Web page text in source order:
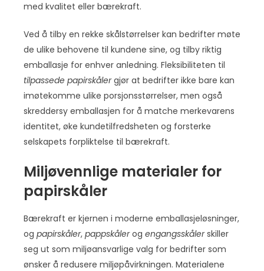
med kvalitet eller bærekraft.
Ved å tilby en rekke skålstørrelser kan bedrifter møte
de ulike behovene til kundene sine, og tilby riktig
emballasje for enhver anledning. Fleksibiliteten til
tilpassede papirskålergjør at bedrifter ikke bare kan
imøtekomme ulike porsjonsstørrelser, men også
skreddersy emballasjen for å matche merkevarens
identitet, øke kundetilfredsheten og forsterke
selskapets forpliktelse til bærekraft.
Miljøvennlige materialer for
papirskåler
Bærekraft er kjernen i moderne emballasjeløsninger,
og papirskåler, pappskålerog engangsskålerskiller
seg ut som miljøansvarlige valg for bedrifter som
ønsker å redusere miljøpåvirkningen. Materialene